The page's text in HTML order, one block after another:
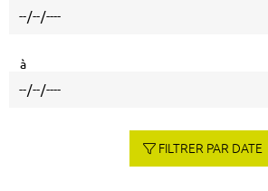
à
FILTRER PAR DATE